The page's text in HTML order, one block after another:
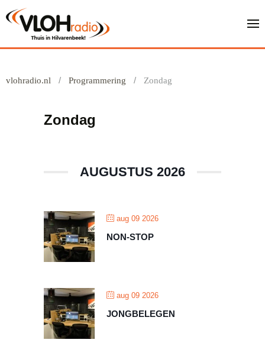
vlohradio.nl Programmering Zondag
Zondag
AUGUSTUS 2026
aug 09 2026
NON-STOP
aug 09 2026
JONGBELEGEN